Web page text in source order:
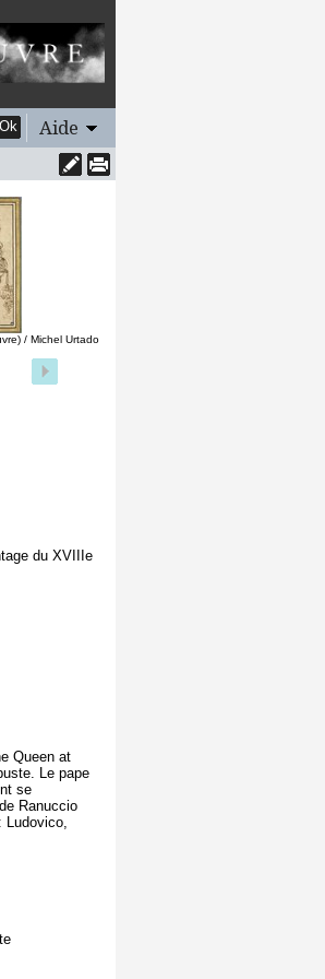
Ok Aide
/ Michel Urtado
du XVIIIe
Queen at
Le pape
se
Ranuccio
Ludovico,